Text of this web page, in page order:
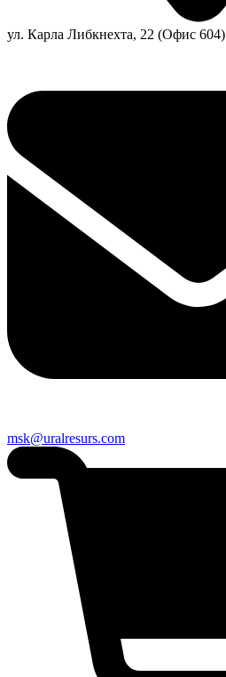
ул. Карла Либкнехта, 22 (Офис 604)
msk@uralresurs.com